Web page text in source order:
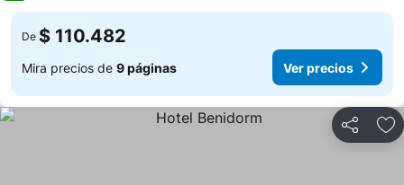
De $ 110.482
Mira precios de 9 páginas Ver precios
Compartir